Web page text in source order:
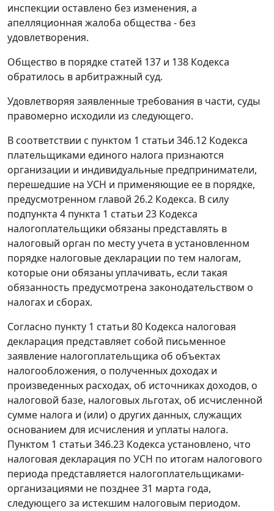
инспекции оставлено без изменения, а
апелляционная жалоба общества - без
удовлетворения.
Общество в порядке статей 137 и 138 Кодекса
обратилось в арбитражный суд.
Удовлетворяя заявленные требования в части, суды
правомерно исходили из следующего.
В соответствии с пунктом 1 статьи 346.12 Кодекса
плательщиками единого налога признаются
организации и индивидуальные предприниматели,
перешедшие на УСН и применяющие ее в порядке,
предусмотренном главой 26.2 Кодекса. В силу
подпункта 4 пункта 1 статьи 23 Кодекса
налогоплательщики обязаны представлять в
налоговый орган по месту учета в установленном
порядке налоговые декларации по тем налогам,
которые они обязаны уплачивать, если такая
обязанность предусмотрена законодательством о
налогах и сборах.
Согласно пункту 1 статьи 80 Кодекса налоговая
декларация представляет собой письменное
заявление налогоплательщика об объектах
налогообложения, о полученных доходах и
произведенных расходах, об источниках доходов, о
налоговой базе, налоговых льготах, об исчисленной
сумме налога и (или) о других данных, служащих
основанием для исчисления и уплаты налога.
Пунктом 1 статьи 346.23 Кодекса установлено, что
налоговая декларация по УСН по итогам налогового
периода представляется налогоплательщиками-
организациями не позднее 31 марта года,
следующего за истекшим налоговым периодом.